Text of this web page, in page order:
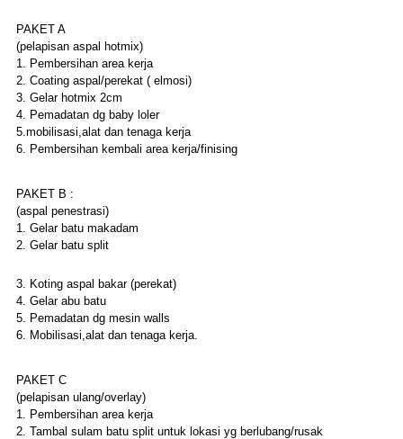
PAKET A
(pelapisan aspal hotmix)
1. Pembersihan area kerja
2. Coating aspal/perekat ( elmosi)
3. Gelar hotmix 2cm
4. Pemadatan dg baby loler
5.mobilisasi,alat dan tenaga kerja
6. Pembersihan kembali area kerja/finising
PAKET B :
(aspal penestrasi)
1. Gelar batu makadam
2. Gelar batu split
3. Koting aspal bakar (perekat)
4. Gelar abu batu
5. Pemadatan dg mesin walls
6. Mobilisasi,alat dan tenaga kerja.
PAKET C
(pelapisan ulang/overlay)
1. Pembersihan area kerja
2. Tambal sulam batu split untuk lokasi yg berlubang/rusak